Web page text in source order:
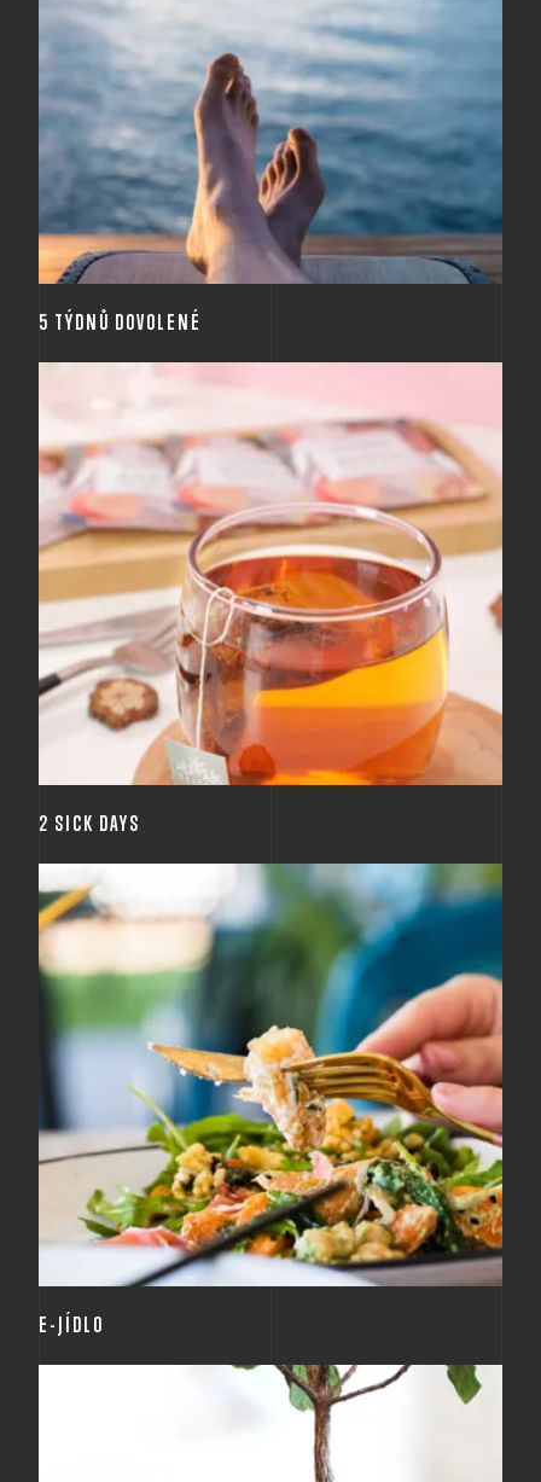
Pro spokojenost v práci je důležité mít také dostatek
času na kvalitní odpočinek. To my dobře víme, a
proto u nás máte týden dovolené navíc.
5 TÝDNŮ DOVOLENÉ
Pokud se necítíte dobře, můžete dvakrát do roka
využít sick day a odpočinout si.
2 SICK DAYS
Prostřednictvím e-stravenek přispíváme na dobrý
oběd.
E-JÍDLO